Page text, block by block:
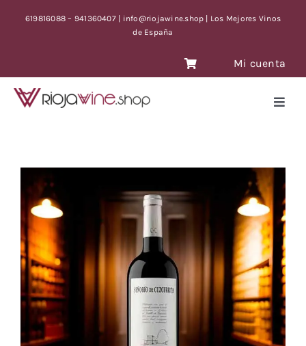
619816088 – 941360407 | info@riojawine.shop | Los Mejores Vinos
de España
Mi cuenta
VINOS OFERTA CON TIEMPO LIMITE
BLOG
CONTACTO